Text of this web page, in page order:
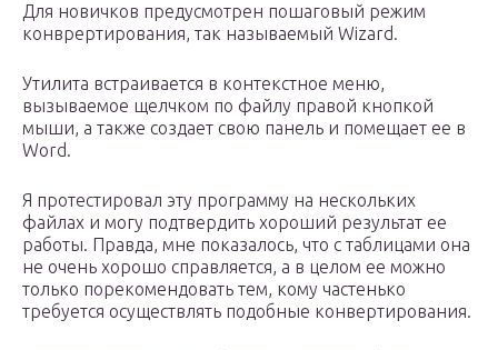
Для новичков предусмотрен пошаговый режим
конврертирования, так называемый Wizard.
Утилита встраивается в контекстное меню,
вызываемое щелчком по файлу правой кнопкой
мыши, а также создает свою панель и помещает ее в
Word.
Я протестировал эту программу на нескольких
файлах и могу подтвердить хороший результат ее
работы. Правда, мне показалось, что с таблицами она
не очень хорошо справляется, а в целом ее можно
только порекомендовать тем, кому частенько
требуется осуществлять подобные конвертирования.